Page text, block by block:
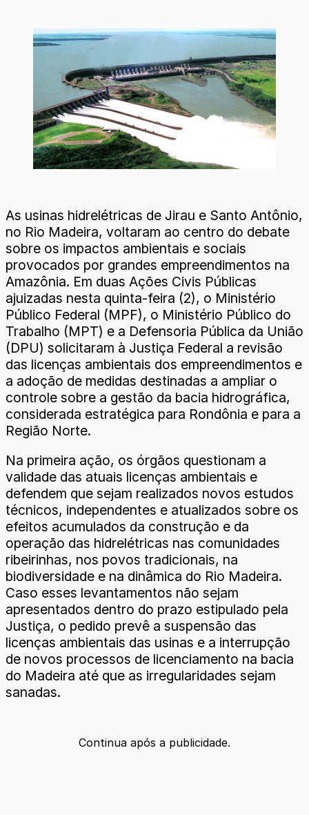
As usinas hidrelétricas de Jirau e Santo Antônio,
no Rio Madeira, voltaram ao centro do debate
sobre os impactos ambientais e sociais
provocados por grandes empreendimentos na
Amazônia. Em duas Ações Civis Públicas
ajuizadas nesta quinta-feira (2), o Ministério
Público Federal (MPF), o Ministério Público do
Trabalho (MPT) e a Defensoria Pública da União
(DPU) solicitaram à Justiça Federal a revisão
das licenças ambientais dos empreendimentos e
a adoção de medidas destinadas a ampliar o
controle sobre a gestão da bacia hidrográfica,
considerada estratégica para Rondônia e para a
Região Norte.
Na primeira ação, os órgãos questionam a
validade das atuais licenças ambientais e
defendem que sejam realizados novos estudos
técnicos, independentes e atualizados sobre os
efeitos acumulados da construção e da
operação das hidrelétricas nas comunidades
ribeirinhas, nos povos tradicionais, na
biodiversidade e na dinâmica do Rio Madeira.
Caso esses levantamentos não sejam
apresentados dentro do prazo estipulado pela
Justiça, o pedido prevê a suspensão das
licenças ambientais das usinas e a interrupção
de novos processos de licenciamento na bacia
do Madeira até que as irregularidades sejam
sanadas.
Continua após a publicidade.